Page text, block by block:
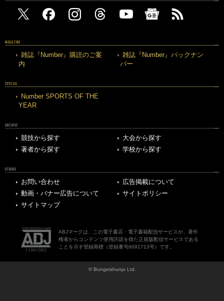
MAGAZINE
雑誌『Number』購読のご案
内
雑誌『Number』バックナン
バー
SPECIAL
Number SPORTS OF THE
YEAR
ARCHIVE
競技から探す
大会から探す
著者から探す
学校から探す
OTHERS
お問い合わせ
広告掲載について
動画・バナー広告について
サイトポリシー
サイトマップ
ABJマークは、この電子書店・電子書籍配信サービスが、著作
権者からコンテンツ使用許諾を得た正規版配信サービスである
ことを示す登録商標（登録番号6091713号）です。
© Bungeishunju Ltd.